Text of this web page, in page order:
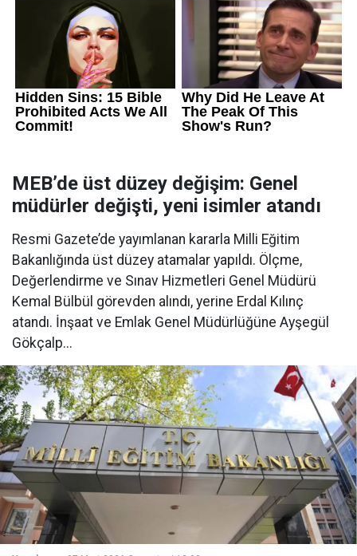
MEB’de üst düzey değişim: Genel
müdürler değişti, yeni isimler atandı
Resmi Gazete’de yayımlanan kararla Milli Eğitim
Bakanlığında üst düzey atamalar yapıldı. Ölçme,
Değerlendirme ve Sınav Hizmetleri Genel Müdürü
Kemal Bülbül görevden alındı, yerine Erdal Kılınç
atandı. İnşaat ve Emlak Genel Müdürlüğüne Ayşegül
Gökçalp...